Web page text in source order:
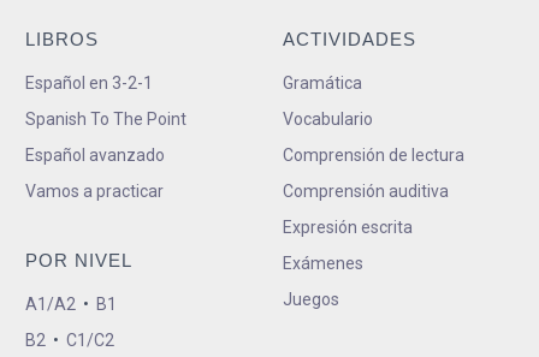
LIBROS
Español en 3-2-1
Spanish To The Point
Español avanzado
Vamos a practicar
POR NIVEL
A1/A2 • B1
B2 • C1/C2
ACTIVIDADES
Gramática
Vocabulario
Comprensión de lectura
Comprensión auditiva
Expresión escrita
Exámenes
Juegos